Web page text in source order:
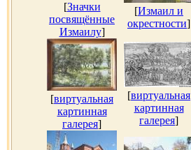
[Значки
посвящённые
Измаилу]
[Измаил и
окрестности]
[виртуальная
картинная
галерея]
[виртуальная
картинная
галерея]